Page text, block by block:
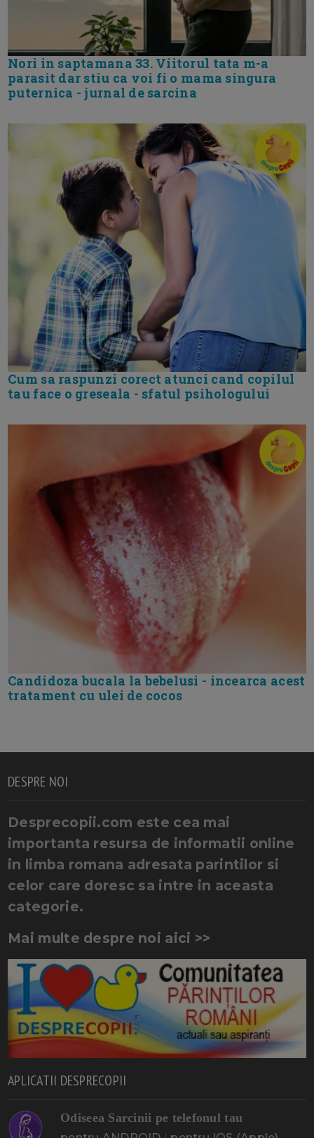
Nori in saptamana 33. Viitorul tata m-a
parasit dar stiu ca voi fi o mama singura
puternica - jurnal de sarcina
Cum sa raspunzi corect atunci cand copilul
tau face o greseala - sfatul psihologului
Candidoza bucala la bebelusi - incearca acest
tratament cu ulei de cocos
DESPRE NOI
Desprecopii.com este cea mai
importanta resursa de informatii online
in limba romana adresata parintilor si
celor care doresc sa intre in aceasta
categorie.
Mai multe despre noi aici >>
APLICATII DESPRECOPII
Odiseea Sarcinii pe telefonul tau